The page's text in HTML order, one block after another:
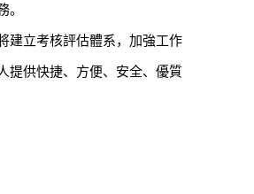
。
立考核評估體系，加強工作
提供快捷、方便、安全、優質